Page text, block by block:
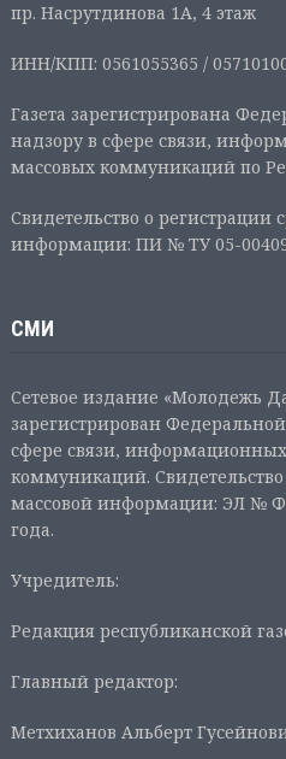
пр. Насрутдинова 1А, 4 этаж
ИНН/КПП: 0561055365 /
Газета зарегистрирована
надзору в сфере связи,
массовых коммуникаций по
Свидетельство о регистрации
информации: ПИ № ТУ 05-00409
СМИ
Сетевое издание «Молодежь
зарегистрирован
сфере связи,
коммуникаций. Свидетельство
массовой информации: ЭЛ №
года.
Учредитель:
Редакция республиканской
Главный редактор:
Метхиханов Альберт